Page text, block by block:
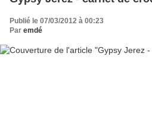
Publié le 07/03/2012 à 00:23
Par emdé